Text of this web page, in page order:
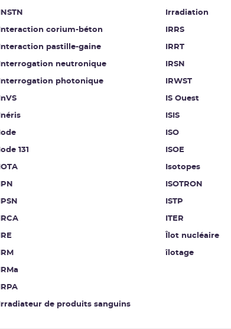
INSTN
Interaction corium-béton
Interaction pastille-gaine
Interrogation neutronique
Interrogation photonique
InVS
Inéris
Iode
Iode 131
IOTA
IPN
IPSN
IRCA
IRE
IRM
IRMa
IRPA
Irradiateur de produits sanguins
Irradiation
IRRS
IRRT
IRSN
IRWST
IS Ouest
ISIS
ISO
ISOE
Isotopes
ISOTRON
ISTP
ITER
Îlot nucléaire
îlotage